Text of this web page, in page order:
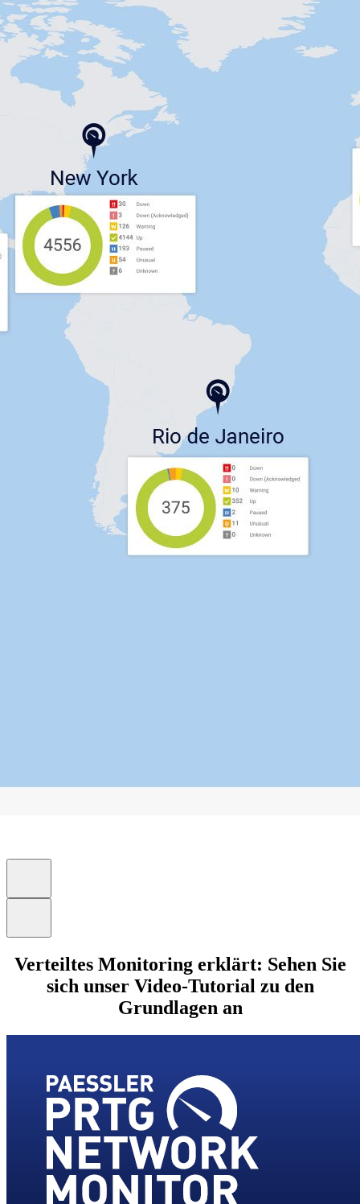
Verteiltes Monitoring erklärt: Sehen Sie
sich unser Video-Tutorial zu den
Grundlagen an